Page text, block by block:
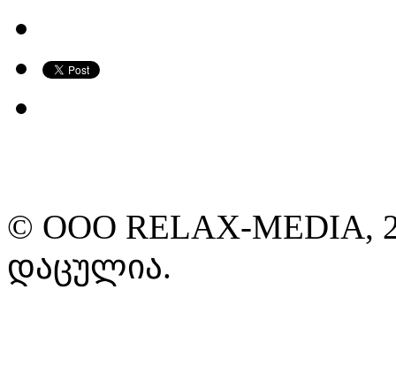
© ООО RELAX-MEDIA,
დაცულია.